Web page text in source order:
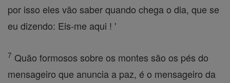
por isso eles vão saber quando chega o dia, que se
eu dizendo: Eis-me aqui ! '
7 Quão formosos sobre os montes são os pés do
mensageiro que anuncia a paz, é o mensageiro da